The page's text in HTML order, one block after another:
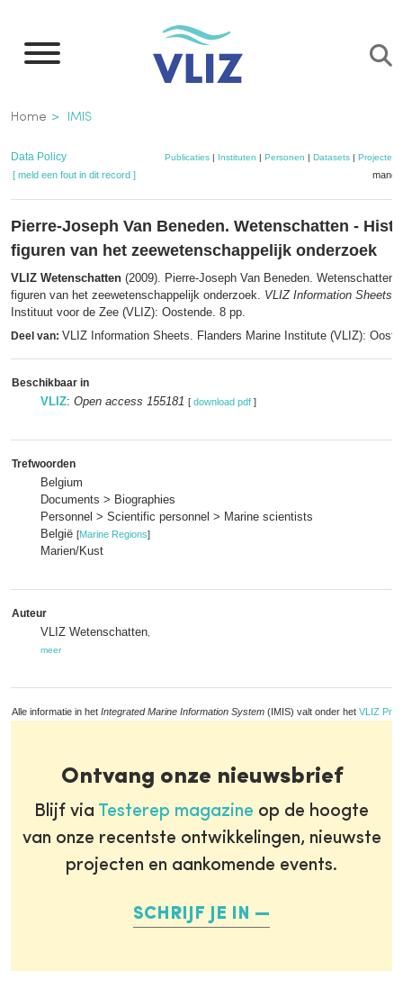
naar
inhoud
gaan
Kruimelpad
Home IMIS
Data Policy Publicaties | Instituten | Personen | Datasets | Projecten
[ meld een fout in dit record ]
Pierre-Joseph Van Beneden. Wetenschatten -
figuren van het zeewetenschappelijk onderzoek
VLIZ Wetenschatten (2009). Pierre-Joseph Van Beneden. Wetenschatten
figuren van het zeewetenschappelijk onderzoek. VLIZ Information Sheets
Instituut voor de Zee (VLIZ): Oostende. 8 pp.
Deel van: VLIZ Information Sheets. Flanders Marine Institute (VLIZ):
Beschikbaar in
VLIZ: Open access 155181 [ download pdf ]
Trefwoorden
Belgium
Documents > Biographies
Personnel > Scientific personnel > Marine scientists
België [Marine Regions]
Marien/Kust
Auteur
VLIZ Wetenschatten
meer
Alle informatie in het Integrated Marine Information System (IMIS) valt onder het VLIZ
Ontvang onze nieuwsbrief
Blijf via Testerep magazine op de hoogte
van onze recentste ontwikkelingen, nieuwste
projecten en aankomende events.
SCHRIJF JE IN